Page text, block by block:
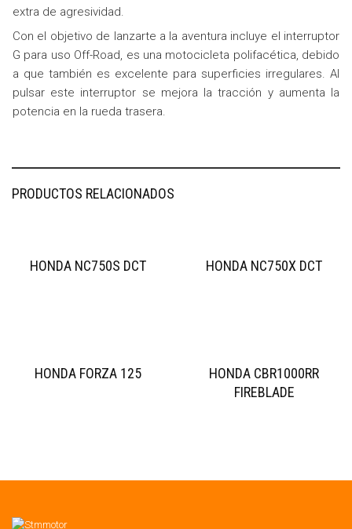
extra de agresividad.
Con el objetivo de lanzarte a la aventura incluye el interruptor
G para uso Off-Road, es una motocicleta polifacética, debido
a que también es excelente para superficies irregulares. Al
pulsar este interruptor se mejora la tracción y aumenta la
potencia en la rueda trasera.
PRODUCTOS RELACIONADOS
HONDA NC750S DCT HONDA NC750X DCT
HONDA FORZA 125
HONDA CBR1000RR
FIREBLADE